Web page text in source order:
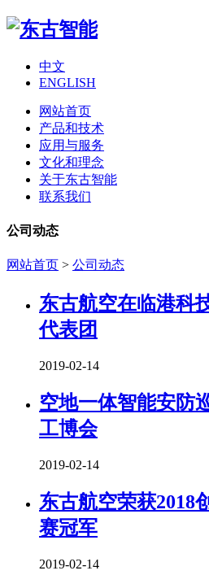
中文
ENGLISH
网站首页
产品和技术
应用与服务
文化和理念
关于东古智能
联系我们
公司动态
网站首页 > 公司动态
东古航空在临港科
代表团
2019-02-14
空地一体智能安防
工博会
2019-02-14
东古航空荣获2018
赛冠军
2019-02-14